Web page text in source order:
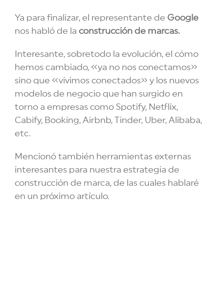
Ya para finalizar, el representante de Google
nos habló de la construcción de marcas.
Interesante, sobretodo la evolución, el cómo
hemos cambiado, «ya no nos conectamos»
sino que «vivimos conectados» y los nuevos
modelos de negocio que han surgido en
torno a empresas como Spotify, Netflix,
Cabify, Booking, Airbnb, Tinder, Uber, Alibaba,
etc.
Mencionó también herramientas externas
interesantes para nuestra estrategia de
construcción de marca, de las cuales hablaré
en un próximo artículo.